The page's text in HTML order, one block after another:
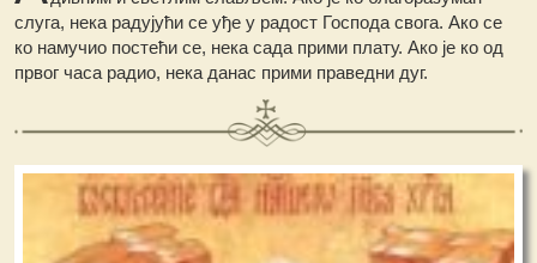
слуга, нека радујући се уђе у радост Господа свога. Ако се
ко намучио постећи се, нека сада прими плату. Ако је ко од
првог часа радио, нека данас прими праведни дуг.